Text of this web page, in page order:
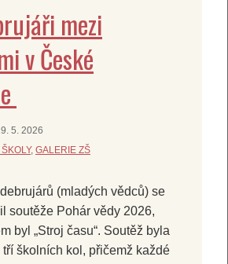
mezi
v České
5. 2026
, GALERIE ZŠ
(mladých vědců) se
soutěže Pohár vědy 2026,
byl „Stroj času“. Soutěž byla
školních kol, přičemž každé